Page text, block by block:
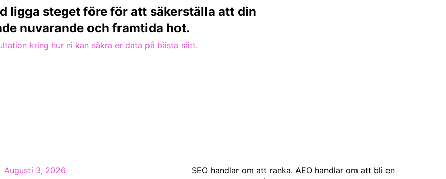
ligga steget före för att säkerställa att din
nuvarande och framtida hot.
kring hur ni kan säkra er data på bästa sätt.
Augusti 3, 2026
SEO handlar om att ranka. AEO handlar om att bli en